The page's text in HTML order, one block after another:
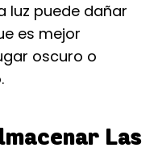
luz puede dañar
es mejor
oscuro o
Las